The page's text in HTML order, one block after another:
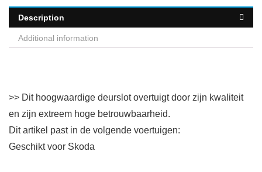
Description
Additional information
>> Dit hoogwaardige deurslot overtuigt door zijn kwaliteit
en zijn extreem hoge betrouwbaarheid.
Dit artikel past in de volgende voertuigen:
Geschikt voor Skoda